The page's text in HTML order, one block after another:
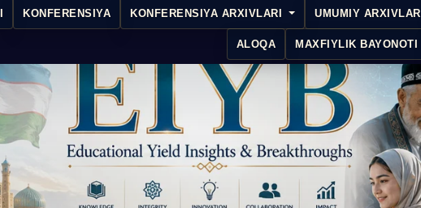
KONFERENSIYA KONFERENSIYA ARXIVLARI UMUMIY ARXIVLAR
ALOQA MAXFIYLIK BAYONOTI